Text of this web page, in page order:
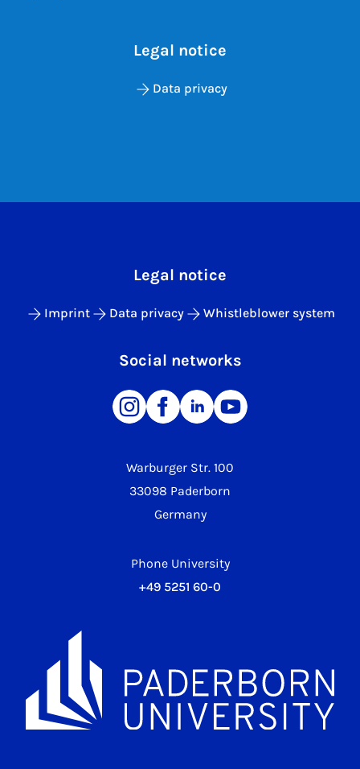
Legal notice
Data privacy
Warburger Str. 100
33098 Paderborn
Germany
Phone University
+49 5251 60-0
Legal notice
Imprint Data privacy Whistleblower system
Social networks